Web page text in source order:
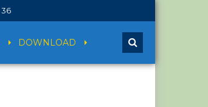
36
DOWNLOAD